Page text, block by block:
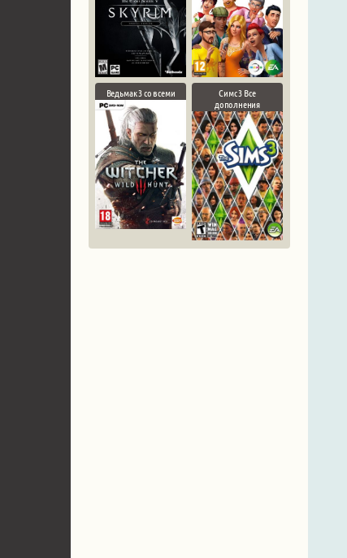
Ведьмак 3 со всеми
Симс 3 Все
дополнения